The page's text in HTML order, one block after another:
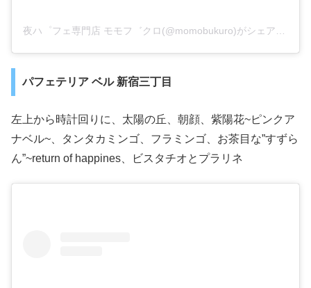
パフェテリア ベル 新宿三丁目
左上から時計回りに、太陽の丘、朝顔、紫陽花~ピンクア
ナベル~、タンタカミンゴ、フラミンゴ、お茶目な”すずら
ん”~return of happines、ビスタチオとプラリネ